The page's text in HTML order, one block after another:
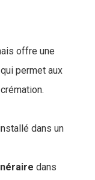
offre une
permet aux
dans un
dans